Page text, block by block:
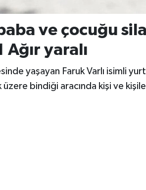
ve çocuğu
Ağır yaralı
yaşayan Faruk Varlı isimli
üzere bindiği aracında kişi ve